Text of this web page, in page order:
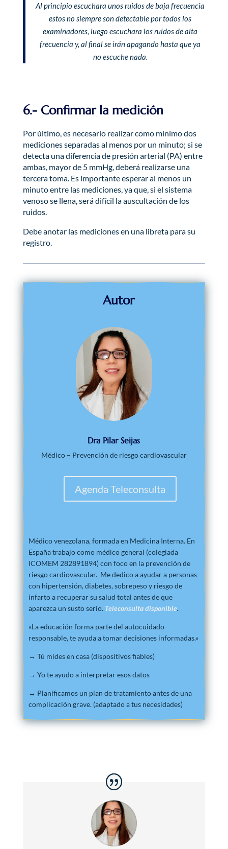
Al principio escuchara unos ruidos de baja frecuencia
estos no siempre son detectable por todos los
examinadores, luego escuchara los ruidos de alta
frecuencia y, al final se irán apagando hasta que ya
no escuche nada.
6.- Confirmar la medición
Por último, es necesario realizar como mínimo dos
mediciones separadas al menos por un minuto; si se
detecta una diferencia de presión arterial (PA) entre
ambas, mayor de 5 mmHg, deberá realizarse una
tercera toma. Es importante esperar al menos un
minuto entre las mediciones, ya que, si el sistema
venoso se llena, será difícil la auscultación de los
ruidos.
Debe anotar las mediciones en una libreta para su
registro.
Autor
Dra Pilar Seijas
Médico – Prevención de riesgo cardiovascular
Agenda Teleconsulta
Médico venezolana, formada en Medicina Interna. En
España trabajo como médico general (colegiada
ICOMEM 282891894) con foco en la prevención de
riesgo cardiovascular. Me dedico a ayudar a personas
con hipertensión, diabetes, sobrepeso y riesgo de
infarto a recuperar su salud total antes de que
aparezca un susto serio. Teleconsulta disponible.
«La educación forma parte del autocuidado
responsable, te ayuda a tomar decisiones informadas.»
→ Tú mides en casa (dispositivos fiables)
→ Yo te ayudo a interpretar esos datos
→ Planificamos un plan de tratamiento antes de una
complicación grave. (adaptado a tus necesidades)